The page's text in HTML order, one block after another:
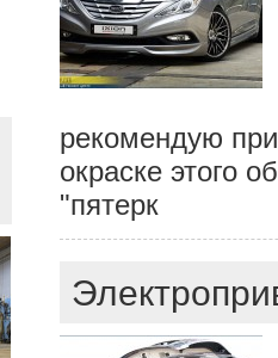
рекомендую
окраске этого
"пятерк